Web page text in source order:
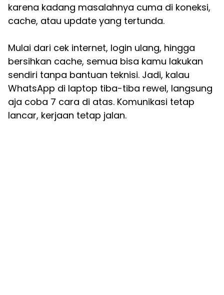
karena kadang masalahnya cuma di koneksi,
cache, atau update yang tertunda.
Mulai dari cek internet, login ulang, hingga
bersihkan cache, semua bisa kamu lakukan
sendiri tanpa bantuan teknisi. Jadi, kalau
WhatsApp di laptop tiba-tiba rewel, langsung
aja coba 7 cara di atas. Komunikasi tetap
lancar, kerjaan tetap jalan.